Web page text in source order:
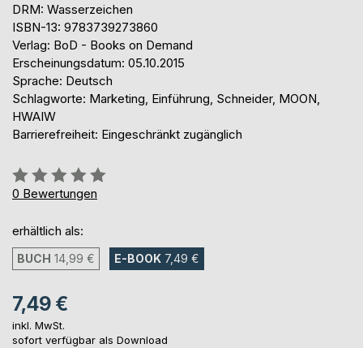
DRM: Wasserzeichen
ISBN-13: 9783739273860
Verlag: BoD - Books on Demand
Erscheinungsdatum: 05.10.2015
Sprache: Deutsch
Schlagworte: Marketing, Einführung, Schneider, MOON,
HWAIW
Barrierefreiheit: Eingeschränkt zugänglich
Bewertung::
0%
0 Bewertungen
erhältlich als:
BUCH 14,99 € E-BOOK 7,49 €
7,49 €
inkl. MwSt.
sofort verfügbar als Download